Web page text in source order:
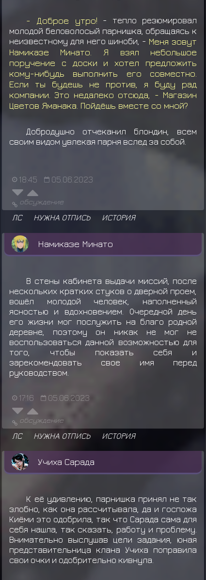
- Доброе утро! - тепло резюмировал
молодой беловолосый парнишка, обращаясь к
неизвестному для него шиноби, - Меня зовут
Намиказе Минато. Я взял небольшое
поручение с доски и хотел предложить
кому-нибудь выполнить его совместно.
Если ты будешь не против, я буду рад
компании. Это недалеко отсюда, - Магазин
Цветов Яманака. Пойдёшь вместе со мной?
Добродушно отчеканил блондин, всем
своим видом увлекая парня вслед за собой.
18:45 05.06.2023
обсуждение
ЛС НУЖНА ОТПИСЬ ИСТОРИЯ
Намиказе Минато
В стены кабинета выдачи миссий, после
нескольких кратких стуков о дверной проем,
вошёл молодой человек, наполненный
ясностью и вдохновением. Очередной день
его жизни мог послужить на благо родной
деревне, поэтому он никак не мог не
воспользоваться данной возможностью для
того, чтобы показать себя и
зарекомендовать свое имя перед
руководством.
17:16 05.06.2023
обсуждение
ЛС НУЖНА ОТПИСЬ ИСТОРИЯ
Учиха Сарада
К её удивлению, парнишка принял не так
злобно, как она рассчитывала, да и госпожа
Киёми это одобрила, так что Сарада сама для
себя нашла, так сказать, работу и проблему.
Внимательно выслушав цели задания, юная
представительница клана Учиха поправила
свои очки и одобрительно кивнула.